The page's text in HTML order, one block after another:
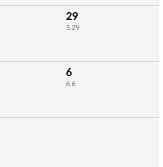
29
5.29
6
6.6